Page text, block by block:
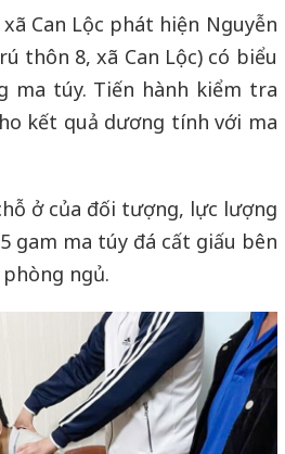
Can Lộc phát hiện Nguyễn
thôn 8, xã Can Lộc) có biểu
ma túy. Tiến hành kiểm tra
kết quả dương tính với ma
ở của đối tượng, lực lượng
gam ma túy đá cất giấu bên
ngủ.